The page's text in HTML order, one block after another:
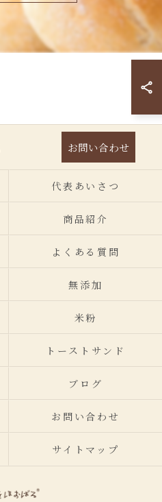
お問い合わせ
代表あいさつ
商品紹介
よくある質問
無添加
米粉
トーストサンド
ブログ
お問い合わせ
サイトマップ